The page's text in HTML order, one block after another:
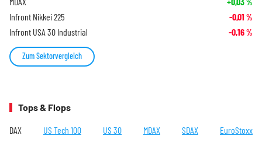
%
Infront Nikkei 225 -0,01 %
Infront USA 30 Industrial -0,16%
Zum Sektorvergleich
Tops & Flops
DAX US Tech 100 US 30 MDAX SDAX EuroStoxx